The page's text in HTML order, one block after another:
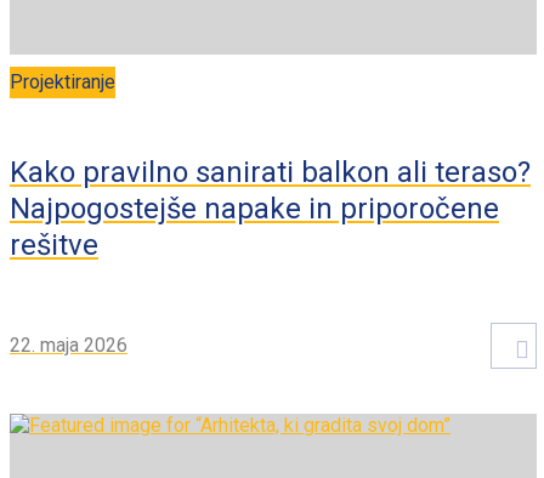
Projektiranje
Kako pravilno sanirati balkon ali teraso?
Najpogostejše napake in priporočene
rešitve
22. maja 2026